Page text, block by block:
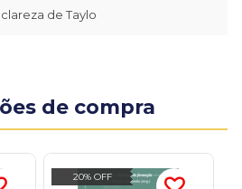
de Taylo
de compra
20% OFF